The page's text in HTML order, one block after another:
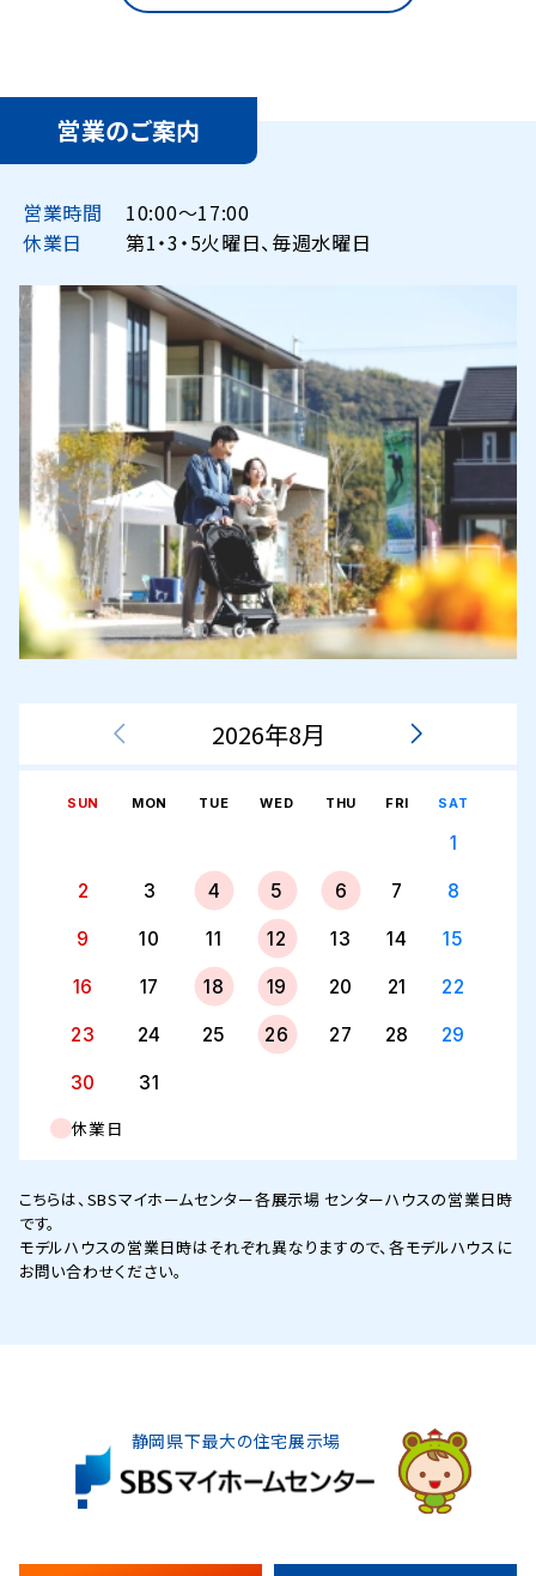
営業のご案内
営業時間
10:00〜17:00
休業日
第1・3・5火曜日、毎週水曜日
2026年8月
SUN MON TUE WED THU FRI SAT
1
2 3 4 5 6 7 8
9 10 11 12 13 14 15
16 17 18 19 20 21 22
23 24 25 26 27 28 29
30 31
休業日
こちらは、SBSマイホームセンター各展示場 センターハウスの営業日時
です。
モデルハウスの営業日時はそれぞれ異なりますので、各モデルハウスに
お問い合わせください。
静岡県下最大の住宅展示場